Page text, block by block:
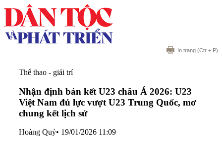
In trang (Ctr + P)
Thể thao - giải trí
Nhận định bán kết U23 châu Á 2026: U23
Việt Nam đủ lực vượt U23 Trung Quốc, mơ
chung kết lịch sử
Hoàng Quý• 19/01/2026 11:09